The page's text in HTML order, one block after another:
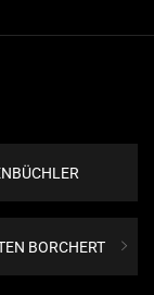
BORCHERT